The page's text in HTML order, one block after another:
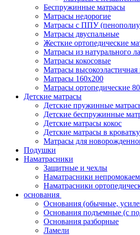
Беспружинные матрасы
Матрасы недорогие
Матрасы с ППУ
Матрасы двуспальные
Жесткие ортопедические
Матрасы из натурального
Матрасы кокосовые
Матрасы
Матрасы 160х200
Матрасы ортопедические
Детские матрасы
Детские пружинные
Детские беспружинные
Детские матрасы кокос
Детские матрасы в кроватку
Матрасы для
Подушки
Наматрасники
Защитные и чехлы
Наматрасники
Наматрасники
основания
Основания (обычные,
Основания подъемные (с
Основания разборные
Ламели